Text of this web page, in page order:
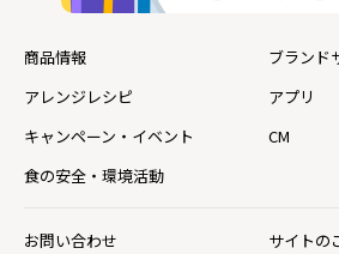
商品情報
ブランド
アレンジレシピ
アプリ
キャンペーン・イベント
CM
食の安全・環境活動
お問い合わせ
サイトの